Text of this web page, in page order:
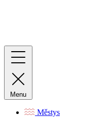
Menu
Městys